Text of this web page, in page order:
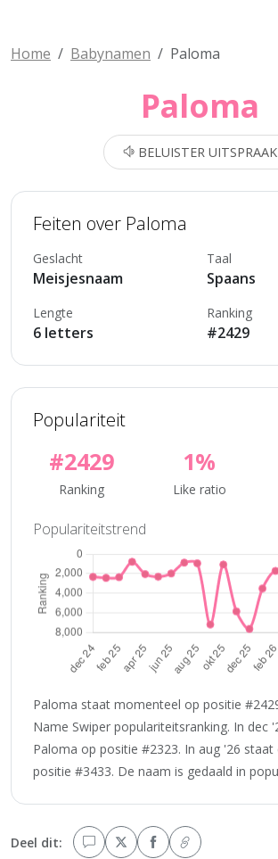
Home Babynamen Paloma
Paloma
BELUISTER UITSPRAAK
Feiten over Paloma
Geslacht
Meisjesnaam
Taal
Spaans
Lengte
6 letters
Ranking
#2429
Populariteit
#2429
Ranking
1%
Like ratio
Populariteitstrend
Paloma staat momenteel op positie
Name Swiper populariteitsranking. In dec
Paloma op positie #2323. In aug '26 staat
positie #3433. De naam is gedaald in
Deel dit: